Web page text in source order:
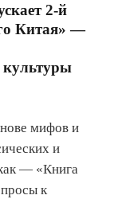
2-й
Китая» —
мифов и
и
— «Книга
к